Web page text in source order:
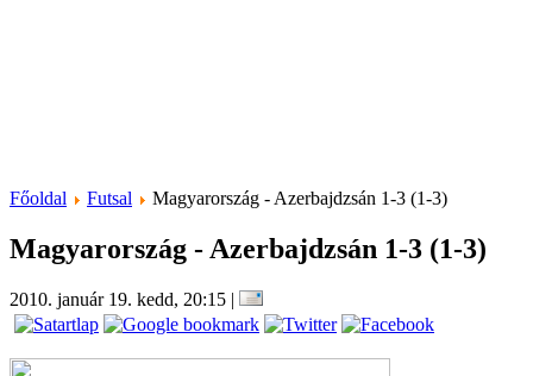
Főoldal Futsal Magyarország - Azerbajdzsán 1-3 (1-3)
Magyarország - Azerbajdzsán 1-3 (1-3)
2010. január 19. kedd, 20:15 |